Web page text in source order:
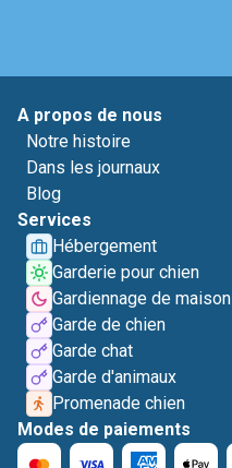
A propos de nous
Notre histoire
Dans les journaux
Blog
Services
Hébergement
Garderie pour chien
Gardiennage de maison
Garde de chien
Garde chat
Garde d'animaux
Promenade chien
Modes de paiements